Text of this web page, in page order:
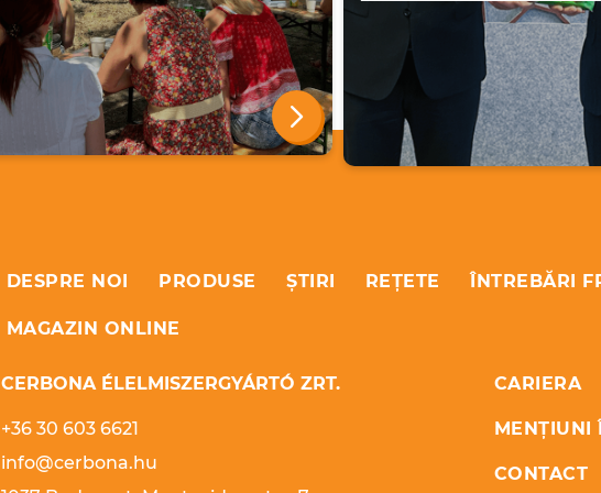
DESPRE NOI PRODUSE ȘTIRI REȚETE ÎNTREBĂRI
MAGAZIN ONLINE
CERBONA ÉLELMISZERGYÁRTÓ ZRT.
+36 30 603 6621
info@cerbona.hu
CARIERA
MENȚIUNI
CONTACT